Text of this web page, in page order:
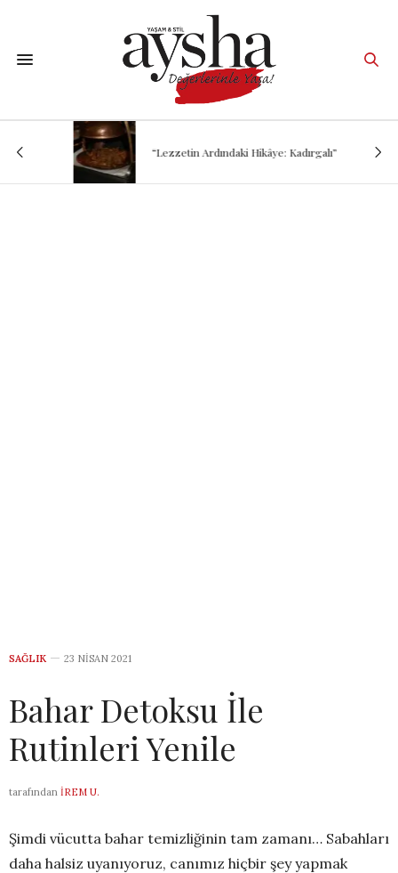
“Lezzetin Ardındaki Hikâye: Kadırgalı”
SAĞLIK 23 NISAN 2021
Bahar Detoksu İle
Rutinleri Yenile
tarafından İREM U.
Şimdi vücutta bahar temizliğinin tam zamanı… Sabahları
daha halsiz uyanıyoruz, canımız hiçbir şey yapmak